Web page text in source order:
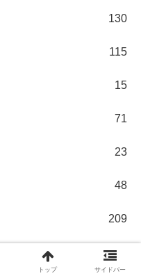
130
115
15
71
23
48
209
109
トップ サイドバー